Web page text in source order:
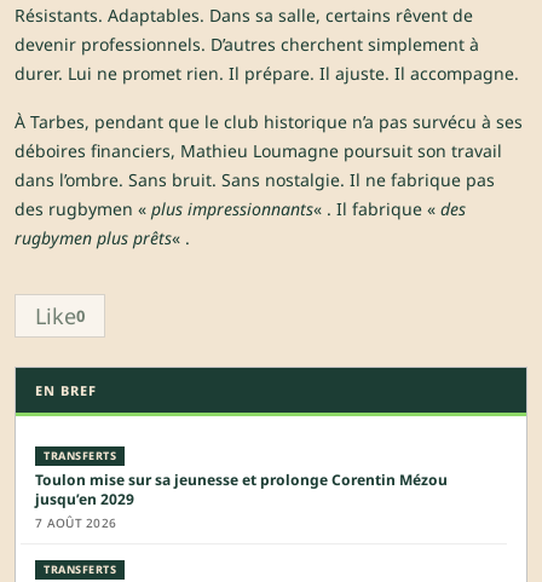
Résistants. Adaptables. Dans sa salle, certains rêvent de
devenir professionnels. D’autres cherchent simplement à
durer. Lui ne promet rien. Il prépare. Il ajuste. Il accompagne.
À Tarbes, pendant que le club historique n’a pas survécu à ses
déboires financiers, Mathieu Loumagne poursuit son travail
dans l’ombre. Sans bruit. Sans nostalgie. Il ne fabrique pas
des rugbymen « plus impressionnants« . Il fabrique « des
rugbymen plus prêts« .
Like0
EN BREF
TRANSFERTS
Toulon mise sur sa jeunesse et prolonge Corentin Mézou
jusqu’en 2029
7 AOÛT 2026
TRANSFERTS